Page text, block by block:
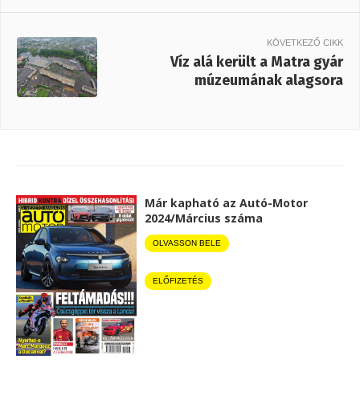
KÖVETKEZŐ CIKK
Víz alá került a Matra gyár
múzeumának alagsora
Már kapható az Autó-Motor
2024/Március száma
OLVASSON BELE
ELŐFIZETÉS